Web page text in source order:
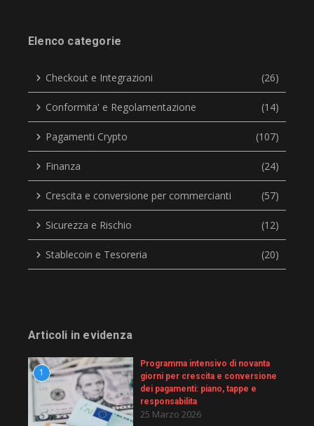
Elenco categorie
Checkout e Integrazioni (26)
Conformita' e Regolamentazione (14)
Pagamenti Crypto (107)
Finanza (24)
Crescita e conversione per commercianti (57)
Sicurezza e Rischio (12)
Stablecoin e Tesoreria (20)
Articoli in evidenza
1
Programma intensivo di novanta
giorni per crescita e conversione
dei pagamenti: piano, tappe e
responsabilita
25 Marzo 2026